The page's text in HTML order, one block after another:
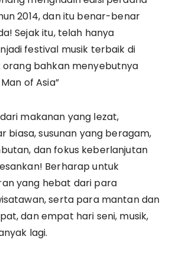
2014, dan itu benar-benar
Sejak itu, telah hanya
festival musik terbaik di
orang bahkan menyebutnya
of Asia”
makanan yang lezat,
biasa, susunan yang beragam,
dan fokus keberlanjutan
Berharap untuk
yang hebat dari para
serta para mantan dan
dan empat hari seni, musik,
lagi.